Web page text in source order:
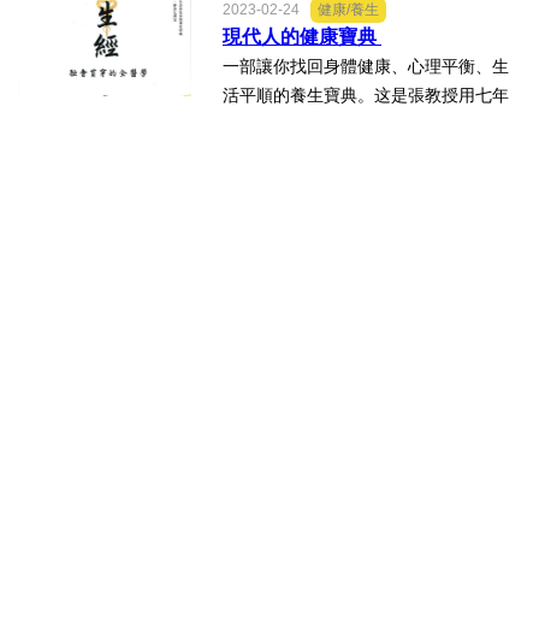
自然/地理/景觀/地球
因為素行生活，所以身心靈得以轉變和
提升，運用《素生經》的功法讓自己身
體健康、心理平衡、生活平順...
2023-02-24 健康/養生
現代人的健康寶典
一部讓你找回身體健康、心理平衡、生
活平順的養生寶典。这是張教授用七年